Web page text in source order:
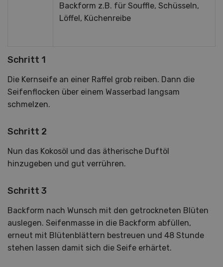
Backform z.B. für Souffle, Schüsseln,
Löffel, Küchenreibe
Schritt 1
Die Kernseife an einer Raffel grob reiben. Dann die
Seifenflocken über einem Wasserbad langsam
schmelzen.
Schritt 2
Nun das Kokosöl und das ätherische Duftöl
hinzugeben und gut verrühren.
Schritt 3
Backform nach Wunsch mit den getrockneten Blüten
auslegen. Seifenmasse in die Backform abfüllen,
erneut mit Blütenblättern bestreuen und 48 Stunde
stehen lassen damit sich die Seife erhärtet.